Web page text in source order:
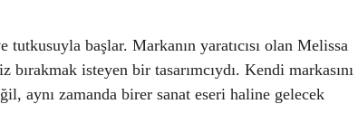
başlar. Markanın yaratıcısı olan Melissa
isteyen bir tasarımcıydı. Kendi markasını
aynı zamanda birer sanat eseri haline gelecek